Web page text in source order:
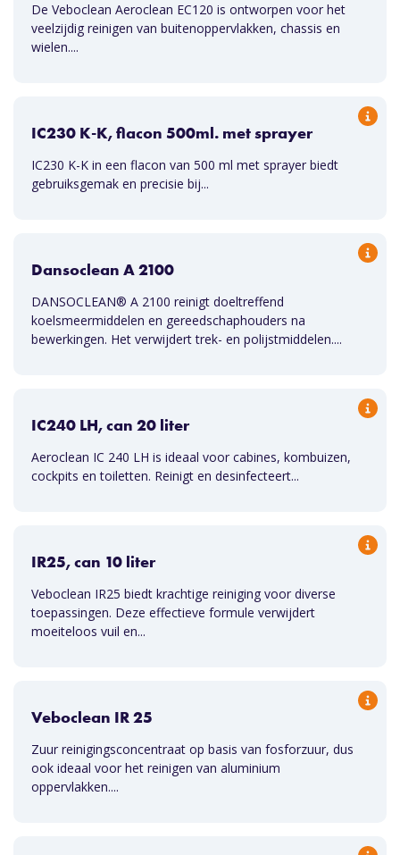
De Veboclean Aeroclean EC120 is ontworpen voor het
veelzijdig reinigen van buitenoppervlakken, chassis en
wielen....
IC230 K-K, flacon 500ml. met sprayer
IC230 K-K in een flacon van 500 ml met sprayer biedt
gebruiksgemak en precisie bij...
Dansoclean A 2100
DANSOCLEAN® A 2100 reinigt doeltreffend
koelsmeermiddelen en gereedschaphouders na
bewerkingen. Het verwijdert trek- en polijstmiddelen....
IC240 LH, can 20 liter
Aeroclean IC 240 LH is ideaal voor cabines, kombuizen,
cockpits en toiletten. Reinigt en desinfecteert...
IR25, can 10 liter
Veboclean IR25 biedt krachtige reiniging voor diverse
toepassingen. Deze effectieve formule verwijdert
moeiteloos vuil en...
Veboclean IR 25
Zuur reinigingsconcentraat op basis van fosforzuur, dus
ook ideaal voor het reinigen van aluminium
oppervlakken....